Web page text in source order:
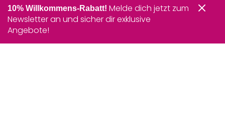
10% Willkommens-Rabatt! Melde dich jetzt zum
Newsletter an und sicher dir exklusive
Angebote!